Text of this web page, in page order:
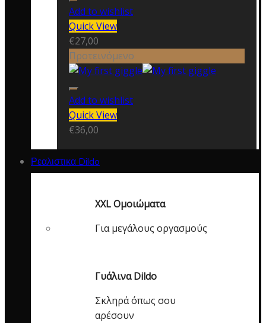
Add to wishlist
Quick View
€27,00
Προτεινόμενο
Add to wishlist
Quick View
€36,00
Ρεαλιστικα Dildo
XXL Ομοιώματα
Για μεγάλους οργασμούς
Γυάλινα Dildo
Σκληρά όπως σου
αρέσουν